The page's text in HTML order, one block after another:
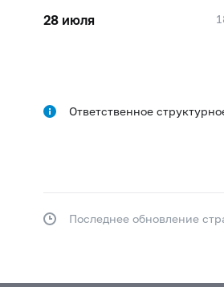
28 июля
Ответственное
Последнее обновление